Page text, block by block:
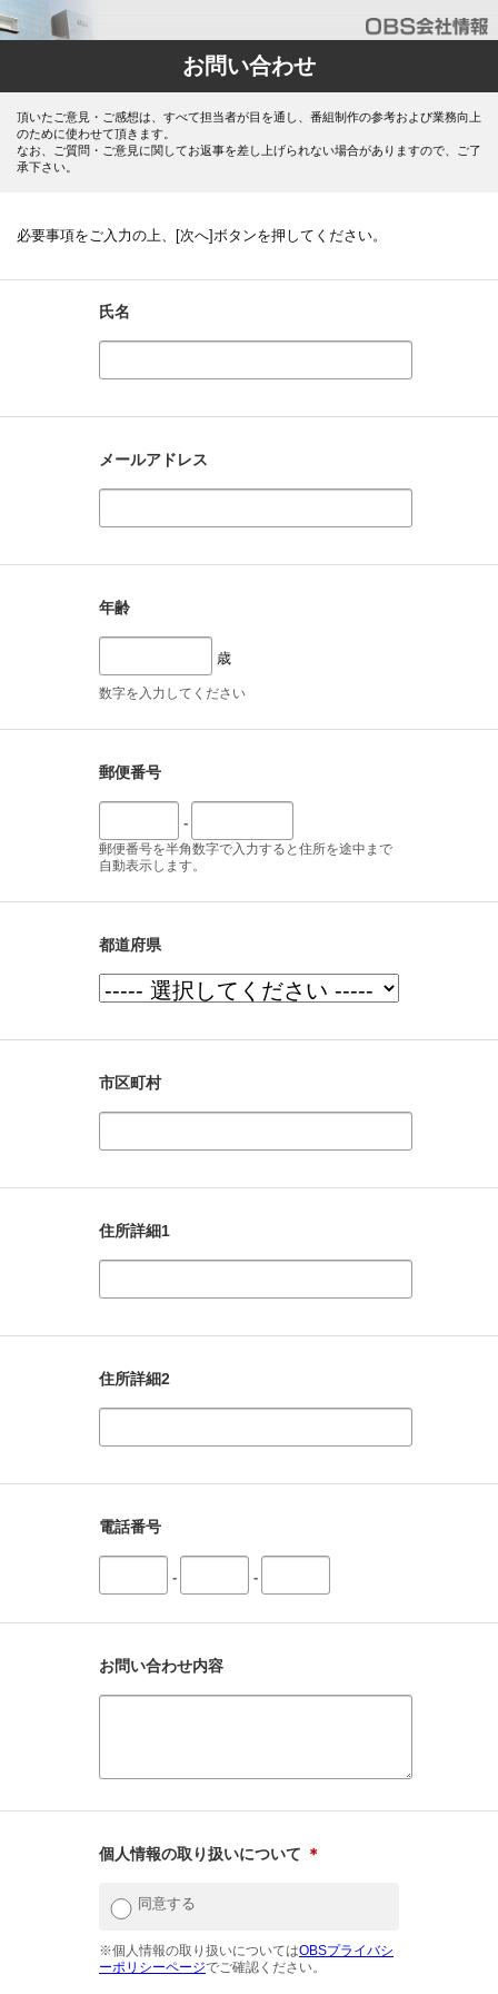
お問い合わせ
頂いたご意見・ご感想は、すべて担当者が目を通し、番組制作の参考および業務向上
のために使わせて頂きます。
なお、ご質問・ご意見に関してお返事を差し上げられない場合がありますので、ご了
承下さい。
必要事項をご入力の上、[次へ]ボタンを押してください。
氏名
メールアドレス
年齢
歳
数字を入力してください
郵便番号
-
郵便番号を半角数字で入力すると住所を途中まで
自動表示します。
都道府県
市区町村
住所詳細1
住所詳細2
電話番号
- -
お問い合わせ内容
個人情報の取り扱いについて ＊
同意する
※個人情報の取り扱いについてはOBSプライバシ
ーポリシーページでご確認ください。